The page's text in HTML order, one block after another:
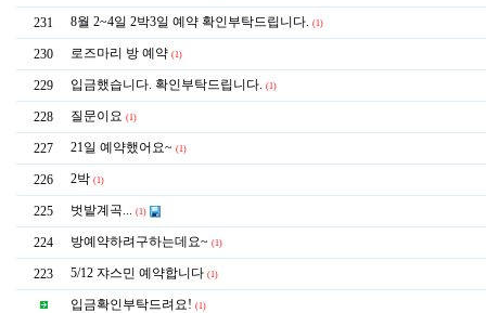
231 8월 2~4일 2박3일 예약 확인부탁드립니다. (1)
230 로즈마리 방 예약 (1)
229 입금했습니다. 확인부탁드립니다. (1)
228 질문이요 (1)
227 21일 예약했어요~ (1)
226 2박 (1)
225 벗밭계곡... (1)
224 방예약하려구하는데요~ (1)
223 5/12 쟈스민 예약합니다 (1)
입금확인부탁드려요! (1)